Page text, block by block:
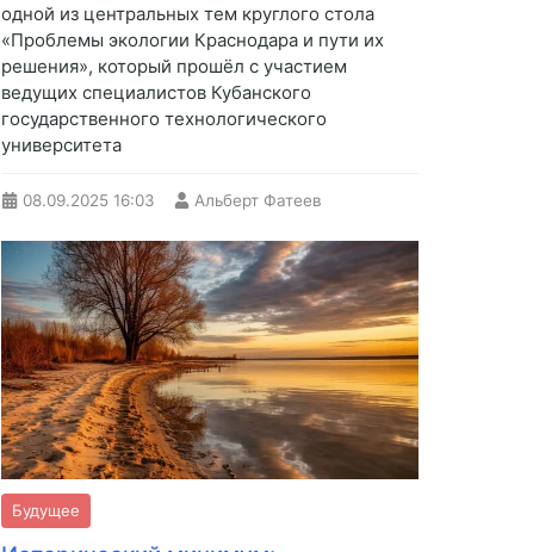
одной из центральных тем круглого стола
«Проблемы экологии Краснодара и пути их
решения», который прошёл с участием
ведущих специалистов Кубанского
государственного технологического
университета
08.09.2025 16:03 Альберт Фатеев
Будущее